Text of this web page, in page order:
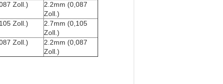
Zoll.)
2.2mm (0,087
Zoll.)
Zoll.)
2.7mm (0,105
Zoll.)
Zoll.)
2.2mm (0,087
Zoll.)